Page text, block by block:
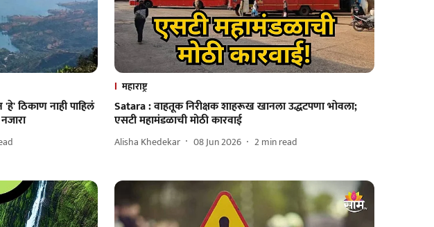
ठिकाण नाही पाहिलं
महाराष्ट्र
Satara : वाहतूक निरीक्षक शाहरूख खानला उद्धटपणा भोवला;
एसटी महामंडळाची मोठी कारवाई
Alisha Khedekar 08 Jun 2026 2min read